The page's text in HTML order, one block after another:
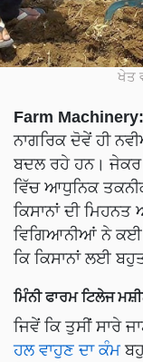
ਖੇਤ
Farm Machinery:
ਨਾਗਰਿਕ ਦੋਵੇਂ ਹੀ
ਬਦਲ ਰਹੇ ਹਨ। ਜੇਕਰ
ਵਿੱਚ ਆਧੁਨਿਕ
ਕਿਸਾਨਾਂ ਦੀ
ਵਿਗਿਆਨੀਆਂ ਨੇ ਕਈ
ਕਿ ਕਿਸਾਨਾਂ ਲਈ
ਮਿੰਨੀ ਫਾਰਮ ਟਿਲੇਜ
ਜਿਵੇਂ ਕਿ ਤੁਸੀਂ ਸਾਰੇ
ਹਲ ਵਾਹੁਣ ਦਾ ਕੰਮ